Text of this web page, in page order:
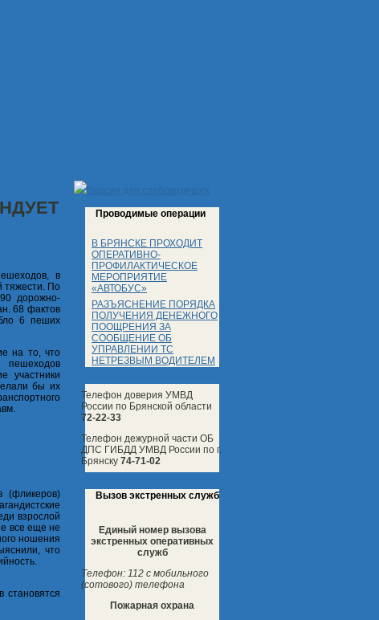
в
тяжести. По
дорожно-
68 фактов
6 пеших
на то, что
пешеходов
участники
бы их
(фликеров)
взрослой
все еще не
ношения
что
становятся
Проводимые операции
В БРЯНСКЕ ПРОХОДИТ
ОПЕРАТИВНО-
ПРОФИЛАКТИЧЕСКОЕ
МЕРОПРИЯТИЕ
«АВТОБУС»
РАЗЪЯСНЕНИЕ ПОРЯДКА
ПОЛУЧЕНИЯ ДЕНЕЖНОГО
ПООЩРЕНИЯ ЗА
СООБЩЕНИЕ ОБ
УПРАВЛЕНИИ ТС
НЕТРЕЗВЫМ ВОДИТЕЛЕМ
Телефон доверия УМВД
России по Брянской области
72-22-33
Телефон дежурной части ОБ
ДПС ГИБДД УМВД России по г.
Брянску 74-71-02
Вызов экстренных служб
Единый номер вызова
экстренных оперативных
служб
Телефон: 112 с мобильного
(сотового) телефона
Пожарная охрана